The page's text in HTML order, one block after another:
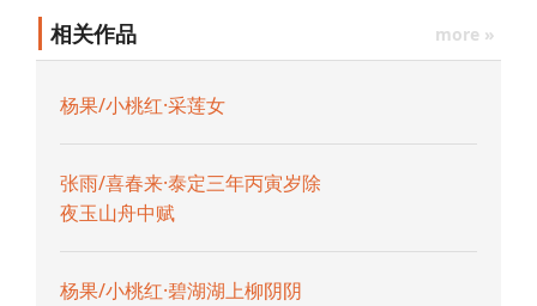
相关作品 more »
杨果/小桃红·采莲女
张雨/喜春来·泰定三年丙寅岁除
夜玉山舟中赋
杨果/小桃红·碧湖湖上柳阴阴